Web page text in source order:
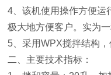
4 、该机使用操作方便
极大地方便客户。实为
5 、采用WPX搅拌结构，
二、主要技术指标：